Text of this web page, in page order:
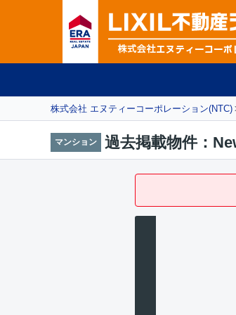
株式会社 エヌティーコーポレーション(NTC)
マンション 過去掲載物件：